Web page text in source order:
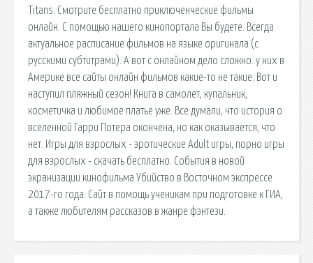
Titans. Смотрите бесплатно приключенческие фильмы
онлайн. С помощью нашего кинопортала Вы будете. Всегда
актуальное расписание фильмов на языке оригинала (с
русскими субтитрами). А вот с онлайном дело сложно. у них в
Америке все сайты онлайн фильмов какие-то не такие. Вот и
наступил пляжный сезон! Книга в самолет, купальник,
косметичка и любимое платье уже. Все думали, что история о
вселенной Гарри Потера окончена, но как оказывается, что
нет. Игры для взрослых - эротические Adult игры, порно игры
для взрослых - скачать бесплатно. События в новой
экранизации кинофильма Убийство в Восточном экспрессе
2017-го года. Сайт в помощь ученикам при подготовке к ГИА,
а также любителям рассказов в жанре фэнтези.